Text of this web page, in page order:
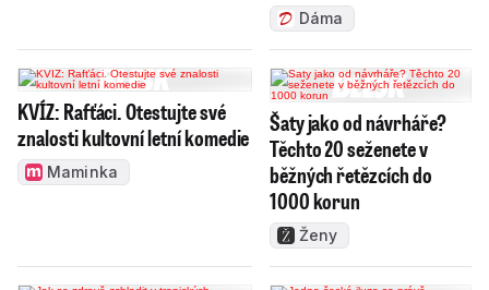
Dáma
KVÍZ: Rafťáci. Otestujte své
znalosti kultovní letní komedie
Maminka
Šaty jako od návrháře?
Těchto 20 seženete v
běžných řetězcích do
1000 korun
Ženy